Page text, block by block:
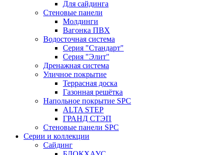
Для сайдинга
Стеновые панели
Молдинги
Вагонка ПВХ
Водосточная система
Серия "Стандарт"
Серия "Элит"
Дренажная система
Уличное покрытие
Террасная доска
Газонная решётка
Напольное покрытие SPC
ALTA STEP
ГРАНД СТЭП
Стеновые панели SPC
Серии и коллекции
Сайдинг